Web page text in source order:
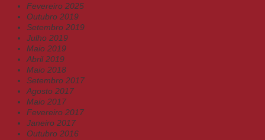
Fevereiro 2025
Outubro 2019
Setembro 2019
Julho 2019
Maio 2019
Abril 2019
Maio 2018
Setembro 2017
Agosto 2017
Maio 2017
Fevereiro 2017
Janeiro 2017
Outubro 2016